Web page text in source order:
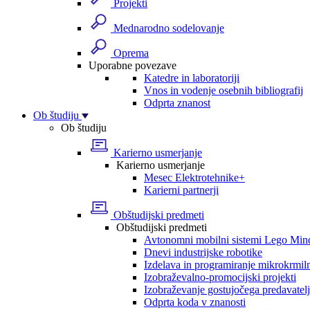
Projekti
Mednarodno sodelovanje
Oprema
Uporabne povezave
Katedre in laboratoriji
Vnos in vodenje osebnih bibliografij
Odprta znanost
Ob študiju
Ob študiju
Karierno usmerjanje
Karierno usmerjanje
Mesec Elektrotehnike+
Karierni partnerji
Obštudijski predmeti
Obštudijski predmeti
Avtonomni mobilni sistemi Lego
Dnevi industrijske robotike
Izdelava in programiranje
Izobraževalno-promocijski projekti
Izobraževanje gostujočega
Odprta koda v znanosti